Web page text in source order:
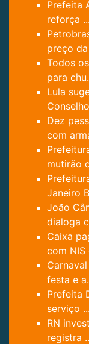
Prefeita
reforça ...
preço
Todos
para
Lula
Dez
com
mutirão
Janeiro
João
dialoga
Caixa
com NIS
festa e
Prefeita
serviço ...
RN
registra